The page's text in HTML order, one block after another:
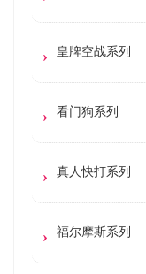
皇牌空战系列
看门狗系列
真人快打系列
福尔摩斯系列